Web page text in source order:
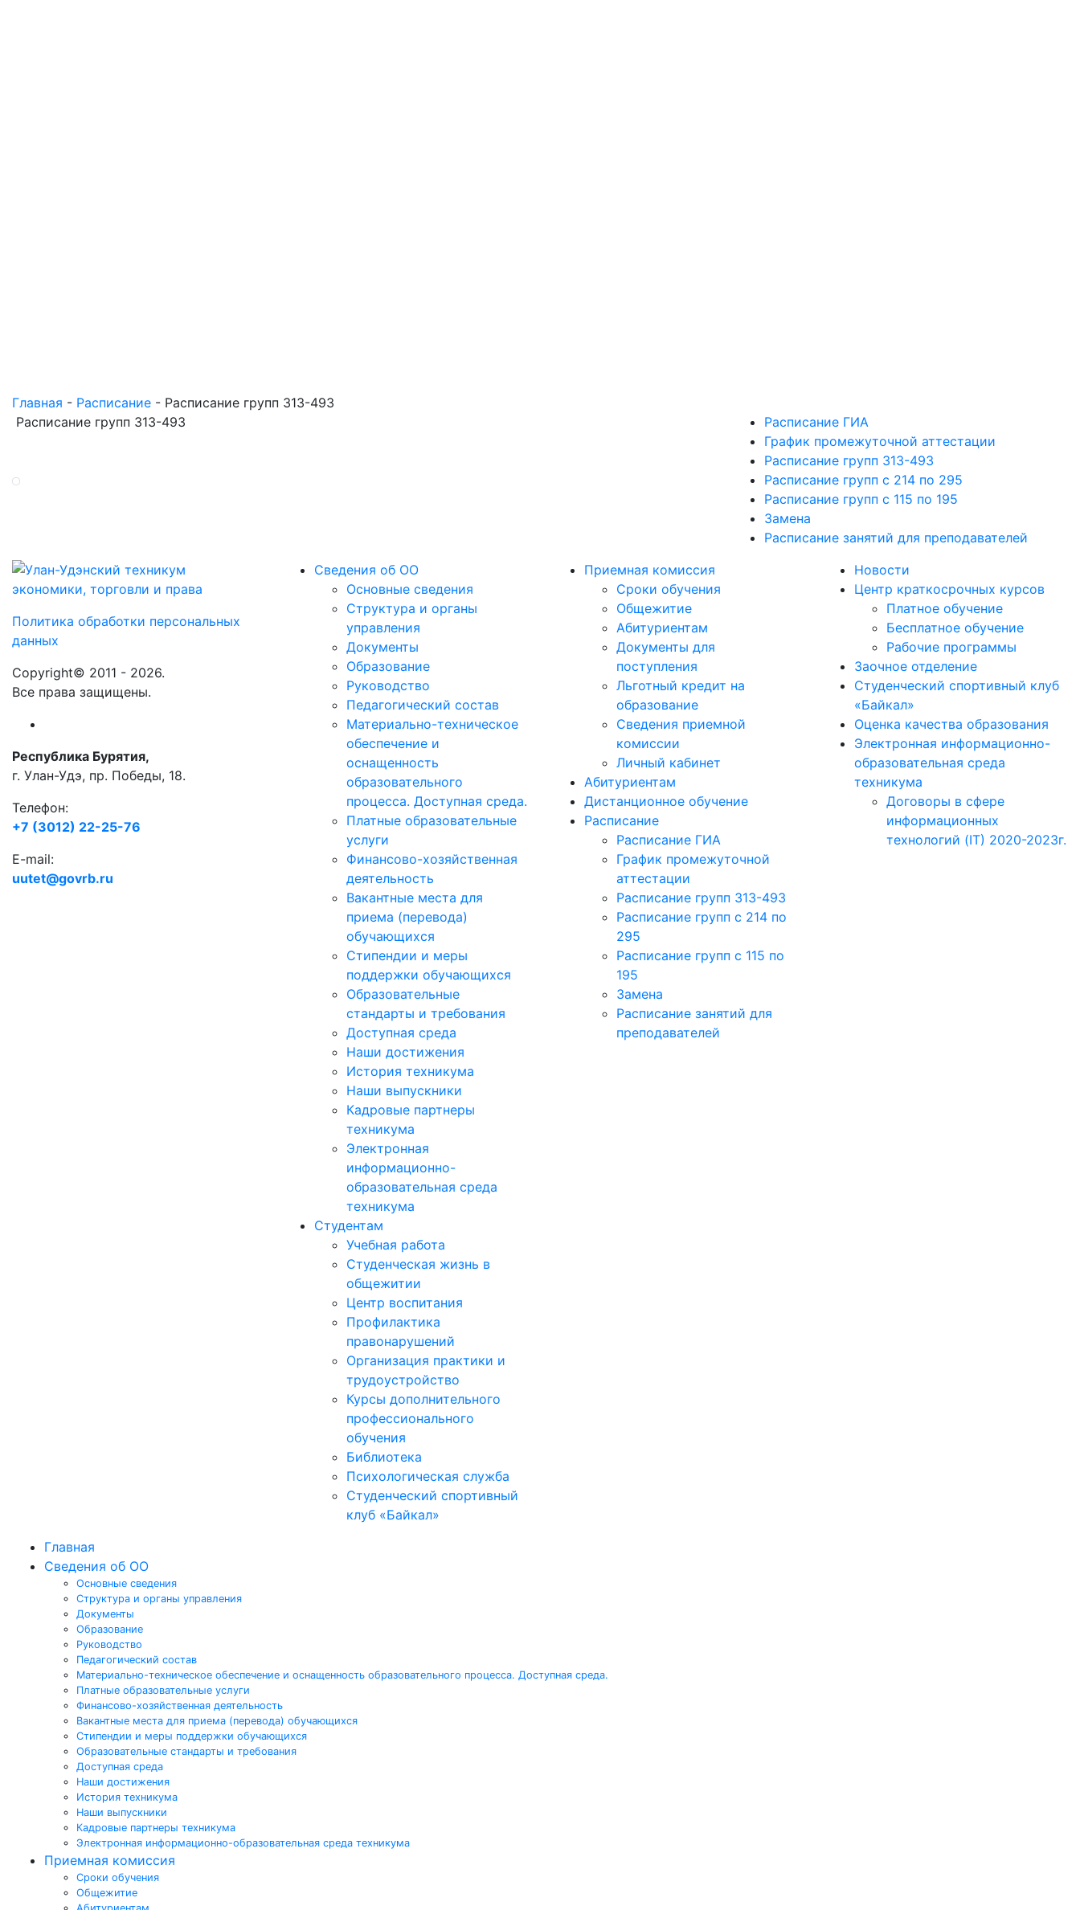
Главная - Расписание - Расписание групп 313-493
Расписание групп 313-493
Расписание ГИА
График промежуточной аттестации
Расписание групп 313-493
Расписание групп с 214 по 295
Расписание групп с 115 по 195
Замена
Расписание занятий для преподавателей
Политика обработки персональных
данных
Copyright© 2011 - 2026.
Все права защищены.
Республика Бурятия,
г. Улан-Удэ, пр. Победы, 18.
Телефон:
+7 (3012) 22-25-76
E-mail:
uutet@govrb.ru
Сведения об ОО
Основные сведения
Структура и органы
управления
Документы
Образование
Руководство
Педагогический состав
Материально-техническое
обеспечение и
оснащенность
образовательного
процесса. Доступная среда.
Платные образовательные
услуги
Финансово-хозяйственная
деятельность
Вакантные места для
приема (перевода)
обучающихся
Стипендии и меры
поддержки обучающихся
Образовательные
стандарты и требования
Доступная среда
Наши достижения
История техникума
Наши выпускники
Кадровые партнеры
техникума
Электронная
информационно-
образовательная среда
техникума
Студентам
Учебная работа
Студенческая жизнь в
общежитии
Центр воспитания
Профилактика
правонарушений
Организация практики и
трудоустройство
Курсы дополнительного
профессионального
обучения
Библиотека
Психологическая служба
Студенческий спортивный
клуб «Байкал»
Приемная комиссия
Сроки обучения
Общежитие
Абитуриентам
Документы для
поступления
Льготный кредит на
образование
Сведения приемной
комиссии
Личный кабинет
Абитуриентам
Дистанционное обучение
Расписание
Расписание ГИА
График промежуточной
аттестации
Расписание групп 313-493
Расписание групп с 214 по
295
Расписание групп с 115 по
195
Замена
Расписание занятий для
преподавателей
Новости
Центр краткосрочных курсов
Платное обучение
Бесплатное обучение
Рабочие программы
Заочное отделение
Студенческий спортивный клуб
«Байкал»
Оценка качества образования
Электронная информационно-
образовательная среда
техникума
Договоры в сфере
информационных
технологий (IT) 2020-2023г.
Главная
Сведения об ОО
Основные сведения
Структура и органы управления
Документы
Образование
Руководство
Педагогический состав
Материально-техническое обеспечение и оснащенность образовательного процесса. Доступная среда.
Платные образовательные услуги
Финансово-хозяйственная деятельность
Вакантные места для приема (перевода) обучающихся
Стипендии и меры поддержки обучающихся
Образовательные стандарты и требования
Доступная среда
Наши достижения
История техникума
Наши выпускники
Кадровые партнеры техникума
Электронная информационно-образовательная среда техникума
Приемная комиссия
Сроки обучения
Общежитие